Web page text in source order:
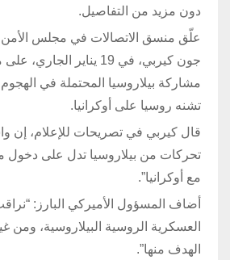
دون مزيد من التفاصيل.
علّق منسق الاتصالات في مجلس الأمن
جون كيربي، في 19 يناير
مشاركة بيلاروسيا المحتملة في
تشنه روسيا على أوكرانيا.
قال كيربي في تصريحات للإعلام، إن
تحركات من بيلاروسيا تدل على
مع أوكرانيا”.
أضاف المسؤول الأميركي البارز:
العسكرية الروسية البيلاروسية، ومن
الهدف منها”.